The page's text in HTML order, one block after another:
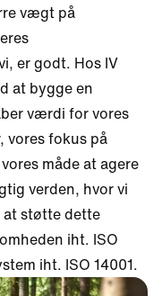
vægt på
er godt. Hos IV
at bygge en
værdi for vores
vores fokus på
måde at agere
verden, hvor vi
at støtte dette
iht. ISO
iht. ISO 14001.